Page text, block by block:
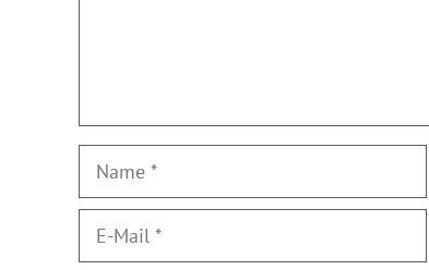
Name